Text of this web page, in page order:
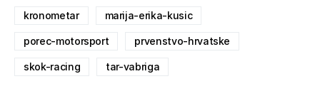
kronometar marija-erika-kusic
porec-motorsport prvenstvo-hrvatske
skok-racing tar-vabriga